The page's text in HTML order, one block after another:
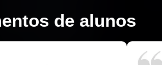
de alunos